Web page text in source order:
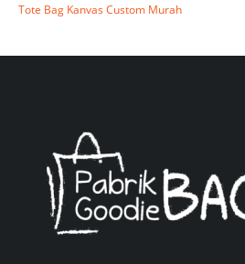
Tote Bag Kanvas Custom Murah